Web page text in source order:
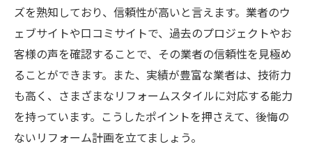
ズを熟知しており、信頼性が高いと言えます。業者のウ
ェブサイトや口コミサイトで、過去のプロジェクトやお
客様の声を確認することで、その業者の信頼性を見極め
ることができます。また、実績が豊富な業者は、技術力
も高く、さまざまなリフォームスタイルに対応する能力
を持っています。こうしたポイントを押さえて、後悔の
ないリフォーム計画を立てましょう。